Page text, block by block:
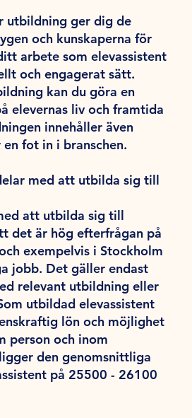
utbildning ger dig de
och kunskaperna för
arbete som elevassistent
och engagerat sätt.
kan du göra en
elevernas liv och framtida
innehåller även
fot in i branschen.
med att utbilda sig till
att utbilda sig till
det är hög efterfrågan på
exempelvis i Stockholm
jobb. Det gäller endast
relevant utbildning eller
utbildad elevassistent
lön och möjlighet
person och inom
den genomsnittliga
på 25500 - 26100